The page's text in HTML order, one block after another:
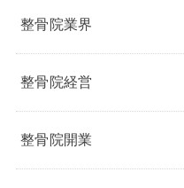
整骨院業界
整骨院経営
整骨院開業